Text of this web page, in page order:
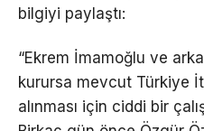
bilgiyi paylaştı:
“Ekrem İmamoğlu ve
kurursa mevcut Türkiye
alınması için ciddi bir